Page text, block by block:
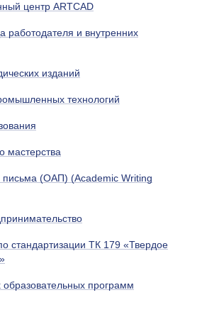
центр ARTCAD
работодателя и внутренних
изданий
технологий
мастерства
письма (ОАП) (Academic Writing
стандартизации ТК 179 «Твердое
программ